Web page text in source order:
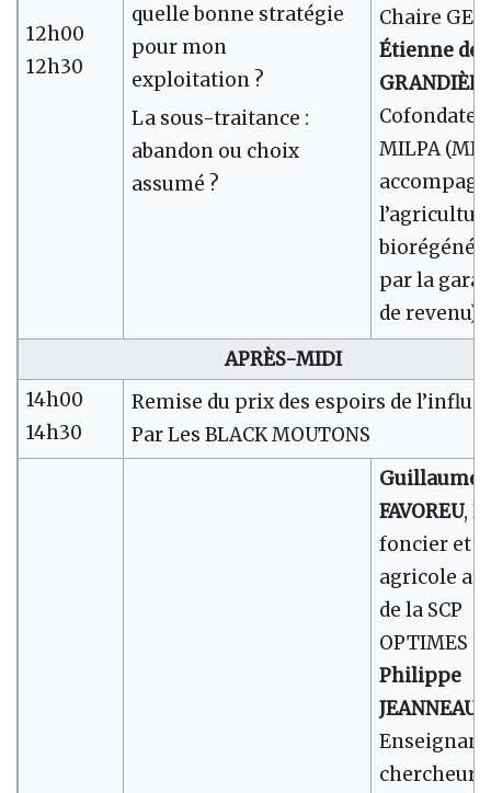
12h00
12h30
quelle bonne stratégie
pour mon
exploitation ?
La sous-traitance :
abandon ou choix
assumé ?
Chaire
Étienne de
MILPA
par la
de revenu)
APRÈS-MIDI
14h00
14h30
Remise du prix des espoirs de
Par Les BLACK MOUTONS
Guillaume
FAVOREU,
foncier et
agricole
de la SCP
OPTIMES
Philippe
JEANNEAUX
Enseignant
chercheur